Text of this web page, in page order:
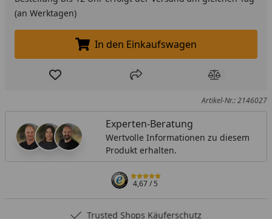
(an Werktagen)
In den Einkaufswagen legen
In den Einkaufswagen
Produkt zur Wunschliste hinzufügen
Teilen Produkt
Artikel-Nr.: 2146027
Experten-Beratung
Wertvolle Informationen zu diesem
Produkt erhalten.
4,67/ 5
Rechnungskauf